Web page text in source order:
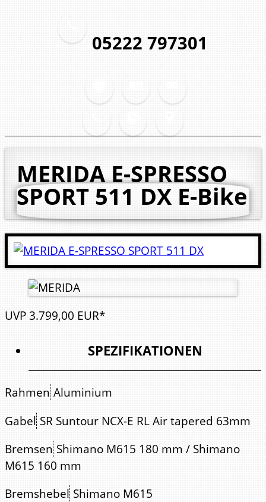
05222 797301
MERIDA E-SPRESSO
SPORT 511 DX E-Bike
UVP3.799,00 EUR*
SPEZIFIKATIONEN
Rahmen Aluminium
Gabel SR Suntour NCX-E RL Air tapered 63mm
Bremsen Shimano M615 180 mm / Shimano
M615 160 mm
Bremshebel Shimano M615